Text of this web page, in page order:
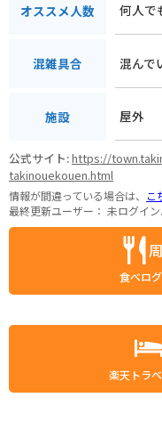
オススメ人数 何人で
混雑具合 混んで
施設 屋外
公式サイト:https://
takinouekouen.html
情報が間違っている場合は、 こ
最終更新ユーザー： 未ログイ
食べロ
楽天トラ